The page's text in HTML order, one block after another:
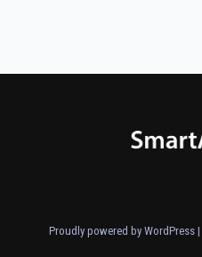
Proudly powered by WordPress |